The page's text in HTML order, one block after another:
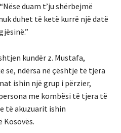
duam t’ju shërbejmë
duhet të ketë kurrë një datë
kundër z. Mustafa,
se, ndërsa në çështje të tjera
ishin një grup i përzier,
me kombësi të tjera të
të akuzuarit ishin